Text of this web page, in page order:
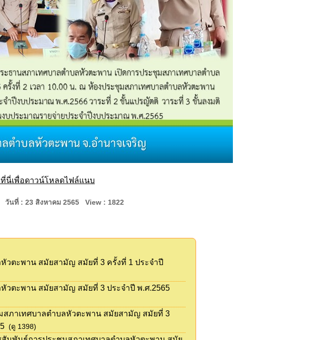
นี่เพื่อดาวน์โหลดไฟล์แนบ
นที่ : 23 สิงหาคม 2565 View : 1822
วตะพาน สมัยสามัญ สมัยที่ 3 ครั้งที่ 1 ประจำปี
วตะพาน สมัยสามัญ สมัยที่ 3 ประจำปี พ.ศ.2565
ภาเทศบาลตำบลหัวตะพาน สมัยสามัญ สมัยที่ 3
(ดู 1398)